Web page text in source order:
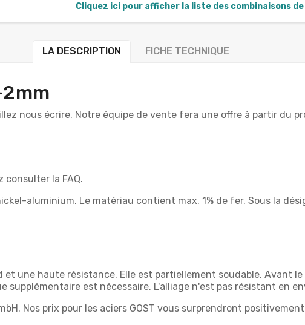
Cliquez ici pour afficher la liste des combinaisons
LA DESCRIPTION FICHE TECHNIQUE
nous écrire. Notre équipe de vente fera une offre à partir du
consulter la FAQ.
aluminium. Le matériau contient max. 1% de fer. Sous la
une haute résistance. Elle est partiellement soudable. Avant
supplémentaire est nécessaire. L'alliage n'est pas résistant en
Nos prix pour les aciers GOST vous surprendront